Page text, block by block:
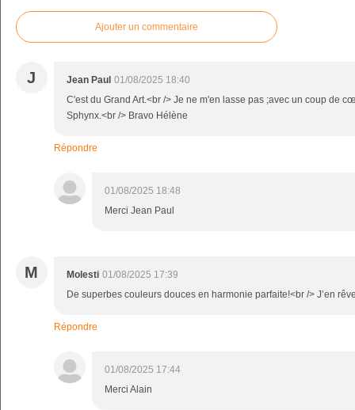
Ajouter un commentaire
J Jean Paul 01/08/2025 18:40
C'est du Grand Art.<br /> Je ne m'en lasse pas ;avec un coup de
Sphynx.<br /> Bravo Hélène
Répondre
01/08/2025 18:48
Merci Jean Paul
M Molesti 01/08/2025 17:39
De superbes couleurs douces en harmonie parfaite!<br /> J’en
Répondre
01/08/2025 17:44
Merci Alain